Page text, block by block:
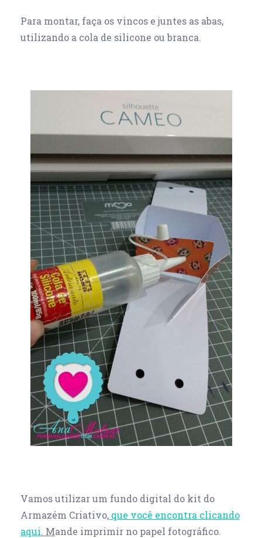
Para montar, faça os vincos e juntes as abas,
utilizando a cola de silicone ou branca.
Vamos utilizar um fundo digital do kit do
Armazém Criativo, que você encontra clicando
aqui. Mande imprimir no papel fotográfico.